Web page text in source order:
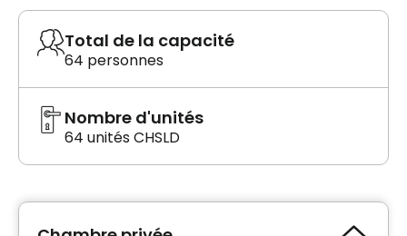
Total de la capacité
64 personnes
Nombre d'unités
64 unités CHSLD